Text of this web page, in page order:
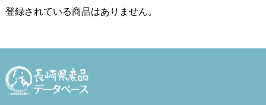
登録されている商品はありません。